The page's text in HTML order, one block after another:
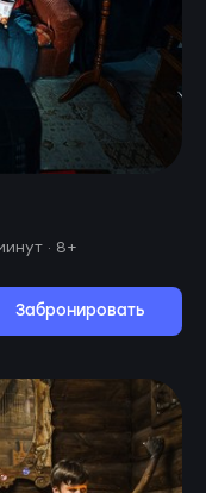
· 8+
Забронировать